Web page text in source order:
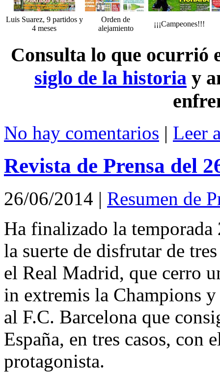
Luis Suarez, 9 partidos y
4 meses
Orden de
alejamiento
¡¡¡Campeones!!!
Consulta lo que ocurrió
siglo de la historia y
No hay comentarios | Leer
Revista de Prensa del
26/06/2014 | Resumen de
Ha finalizado la
la suerte de disfrutar de
el Real Madrid, que cerro
in extremis la Champions
al F.C. Barcelona que
España, en tres casos,
protagonista.